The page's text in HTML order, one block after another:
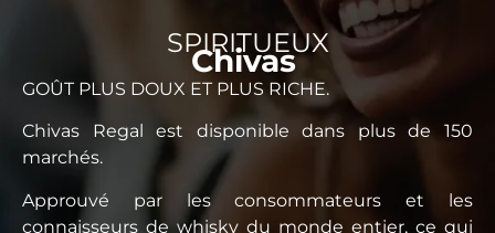
SPIRITUEUX
Chivas
GOÛT PLUS DOUX ET PLUS RICHE.
Chivas Regal est disponible dans plus de 150
marchés.
Approuvé par les consommateurs et les
connaisseurs de whisky du monde entier, ce qui